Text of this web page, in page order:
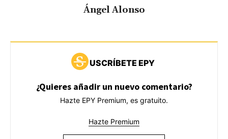
Ángel Alonso
USCRÍBETE EPY
¿Quieres añadir un nuevo comentario?
Hazte EPY Premium, es gratuito.
Hazte Premium